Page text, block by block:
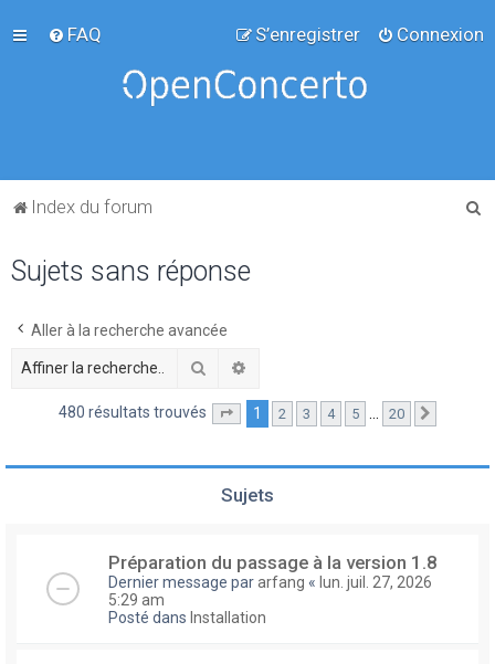
FAQ Connexion
S’enregistrer
Index du forum
Sujets sans réponse
Aller à la recherche avancée
Rechercher
480 résultats trouvés Page sur20
1 2 3 4 5 … 20
Sujets
Préparation du passage à la version 1.8
Dernier message pararfang « lun. juil. 27, 2026
5:29 am
Posté dans Installation